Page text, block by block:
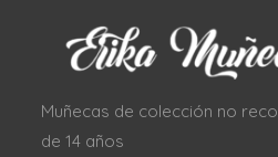
Muñecas de colección no
de 14 años